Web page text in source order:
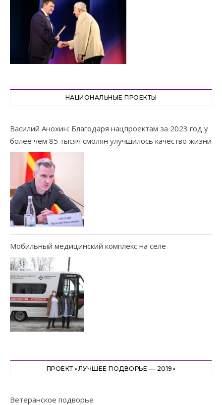
НАЦИОНАЛЬНЫЕ ПРОЕКТЫ
Василий Анохин: Благодаря нацпроектам за 2023 год у
более чем 85 тысяч смолян улучшилось качество жизни
Мобильный медицинский комплекс на селе
ПРОЕКТ «ЛУЧШЕЕ ПОДВОРЬЕ — 2019»
Ветеранское подворье